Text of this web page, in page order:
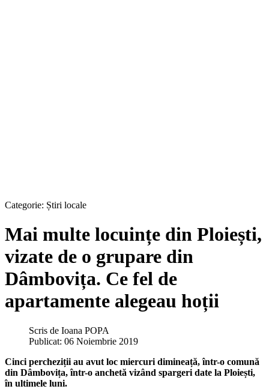
Categorie: Știri locale
Mai multe locuințe din Ploiești,
vizate de o grupare din
Dâmbovița. Ce fel de
apartamente alegeau hoții
Scris de Ioana POPA
Publicat: 06 Noiembrie 2019
Cinci percheziții au avut loc miercuri dimineață, într-o comună
din Dâmbovița, într-o anchetă vizând spargeri date la Ploiești,
în ultimele luni.